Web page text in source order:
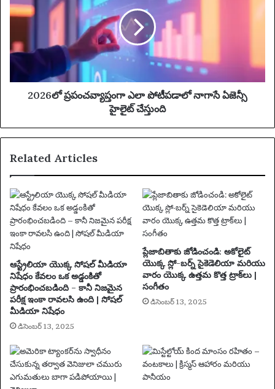
పూ
ల్
ట్టు
లో
హ్
2
6
ప్ర
పం
వ్యా
టీ
లో
నా
గా
సే
ఏ
జె
న్సీ
హై
లై
ట్
చే
ది
2026లో ప్రపంచవ్యాప్తంగా ఎలా పోటీపడాలో నాగాసే ఏజెన్సీ
హైలైట్ చేస్తుంది
Related Articles
ఆస్ట్రేలియా యొక్క సోషల్ మీడియా
నిషేధం కేవలం ఒక అడ్డంకితో
ప్రారంభించబడింది – కానీ నిజమైన
పరీక్ష ఇంకా రావలసి ఉంది | సోషల్
మీడియా నిషేధం
డిసెంబర్ 13, 2025
ప్లేజాబితాకు జోడించండి: అకోలైట్
యొక్క స్లో-బర్న్ సైకెడెలియా మరియు
వారం యొక్క ఉత్తమ కొత్త ట్రాక్‌లు |
సంగీతం
డిసెంబర్ 13, 2025